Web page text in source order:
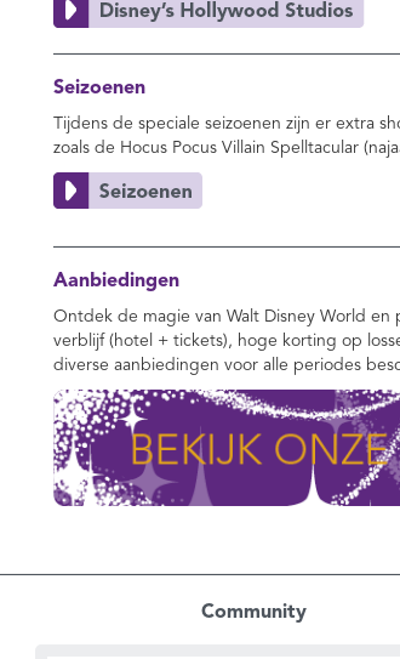
Seizoenen
Tijdens de speciale seizoenen zijn er extra
zoals de Hocus Pocus Villain Spelltacular
Aanbiedingen
Ontdek de magie van Walt Disney World
verblijf (hotel + tickets), hoge korting op
diverse aanbiedingen voor alle periodes
Community